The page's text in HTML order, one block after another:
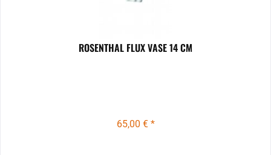
ROSENTHAL FLUX VASE 14 CM
65,00 € *